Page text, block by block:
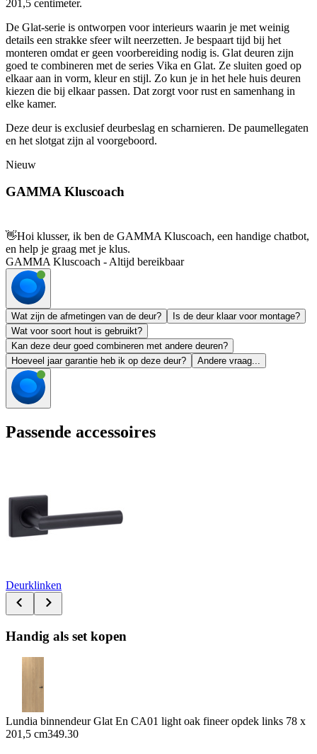
201,5 centimeter.
De Glat-serie is ontworpen voor interieurs waarin je met weinig
details een strakke sfeer wilt neerzetten. Je bespaart tijd bij het
monteren omdat er geen voorbereiding nodig is. Glat deuren zijn
goed te combineren met de series Vika en Glat. Ze sluiten goed op
elkaar aan in vorm, kleur en stijl. Zo kun je in het hele huis deuren
kiezen die bij elkaar passen. Dat zorgt voor rust en samenhang in
elke kamer.
Deze deur is exclusief deurbeslag en scharnieren. De paumellegaten
en het slotgat zijn al voorgeboord.
Nieuw
GAMMA Kluscoach
👋Hoi klusser, ik ben de GAMMA Kluscoach, een handige chatbot,
en help je graag met je klus.
GAMMA Kluscoach - Altijd bereikbaar
Wat zijn de afmetingen van de deur?
Is de deur klaar voor montage?
Wat voor soort hout is gebruikt?
Kan deze deur goed combineren met andere deuren?
Hoeveel jaar garantie heb ik op deze deur?
Andere vraag...
Passende accessoires
Deurklinken
Handig als set kopen
Lundia binnendeur Glat En CA01 light oak fineer opdek links 78 x
201,5 cm349.30